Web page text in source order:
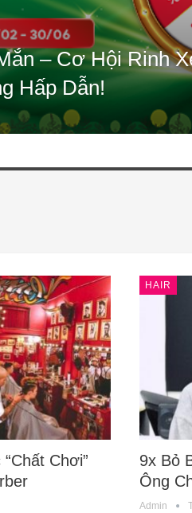
– Cơ Hội Rinh
Hấp Dẫn!
Chơi”
HAIR
9x Bỏ
Ông
Admin